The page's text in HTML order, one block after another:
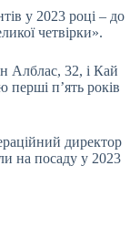
у 2023 році – до
четвірки».
Алблас, 32, і Кай
пʼять років
директор
на посаду у 2023